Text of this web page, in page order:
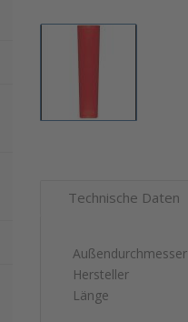
Technische Daten
Außendurchmesser
Hersteller
Länge